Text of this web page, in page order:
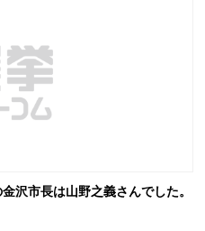
沢市長は山野之義さんでした。